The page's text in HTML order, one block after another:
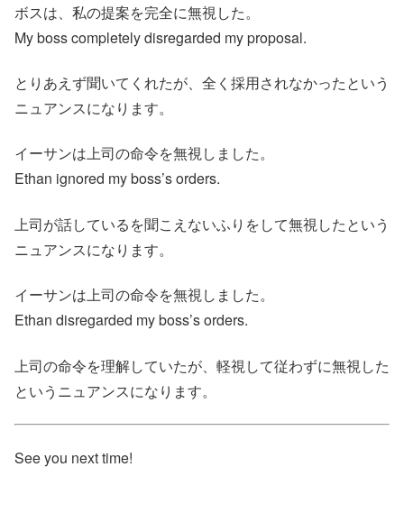
ボスは、私の提案を完全に無視した。
My boss completely disregarded my proposal.
とりあえず聞いてくれたが、全く採用されなかったという
ニュアンスになります。
イーサンは上司の命令を無視しました。
Ethan ignored my boss’s orders.
上司が話しているを聞こえないふりをして無視したという
ニュアンスになります。
イーサンは上司の命令を無視しました。
Ethan disregarded my boss’s orders.
上司の命令を理解していたが、軽視して従わずに無視した
というニュアンスになります。
See you next time!